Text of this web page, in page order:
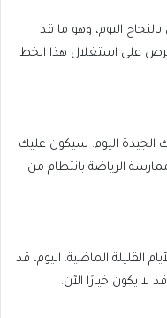
اليوم، وهو ما قد
على استغلال هذا الخط
اليوم. سيكون عليك
الرياضة بانتظام من
القليلة الماضية. اليوم، قد
لا يكون خيارًا الآن.